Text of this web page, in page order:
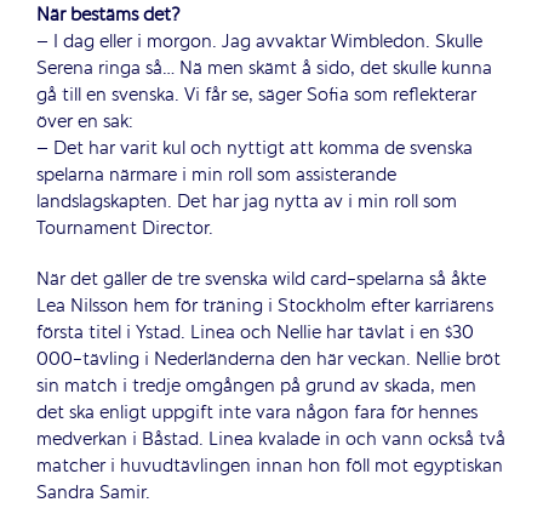
När bestäms det?
– I dag eller i morgon. Jag avvaktar Wimbledon. Skulle
Serena ringa så… Nä men skämt å sido, det skulle kunna
gå till en svenska. Vi får se, säger Sofia som reflekterar
över en sak:
– Det har varit kul och nyttigt att komma de svenska
spelarna närmare i min roll som assisterande
landslagskapten. Det har jag nytta av i min roll som
Tournament Director.
När det gäller de tre svenska wild card-spelarna så åkte
Lea Nilsson hem för träning i Stockholm efter karriärens
första titel i Ystad. Linea och Nellie har tävlat i en $30
000-tävling i Nederländerna den här veckan. Nellie bröt
sin match i tredje omgången på grund av skada, men
det ska enligt uppgift inte vara någon fara för hennes
medverkan i Båstad. Linea kvalade in och vann också två
matcher i huvudtävlingen innan hon föll mot egyptiskan
Sandra Samir.